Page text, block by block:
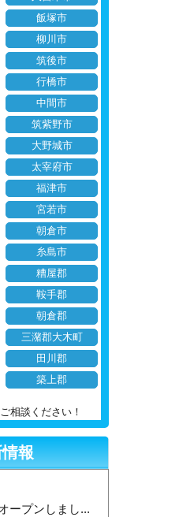
飯塚市
柳川市
筑後市
行橋市
中間市
筑紫野市
大野城市
太宰府市
福津市
宮若市
朝倉市
糸島市
糟屋郡
鞍手郡
朝倉郡
三潴郡大木町
田川郡
築上郡
相談ください！
報
ープンしまし...